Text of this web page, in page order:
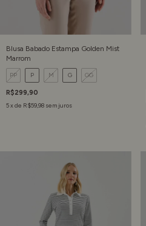
Blusa Babado Estampa Golden Mist
Marrom
PP P M G GG
R$299,90
5x de R$59,98 sem juros